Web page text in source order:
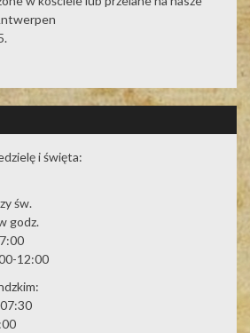
i święta:
św.
godz.
12:00